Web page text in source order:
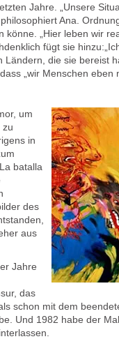
Jahre. „Unsere
Ana.
„Hier leben wir
fügt sie
Ländern, die sie bereist
„wir Menschen eben
um
zu
in
batalla
des
aus
Jahre
das
schon mit dem
Und 1982 habe der